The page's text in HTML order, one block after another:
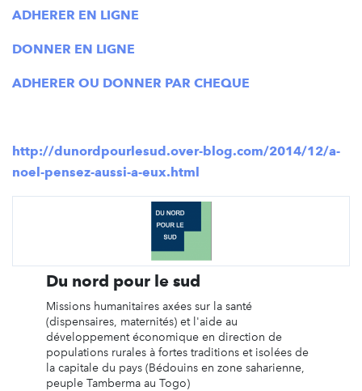
ADHERER EN LIGNE
DONNER EN LIGNE
ADHERER OU DONNER PAR CHEQUE
http://dunordpourlesud.over-blog.com/2014/12/a-
noel-pensez-aussi-a-eux.html
Du nord pour le sud
Missions humanitaires axées sur la santé
(dispensaires, maternités) et l'aide au
développement économique en direction de
populations rurales à fortes traditions et isolées de
la capitale du pays (Bédouins en zone saharienne,
peuple Tamberma au Togo)